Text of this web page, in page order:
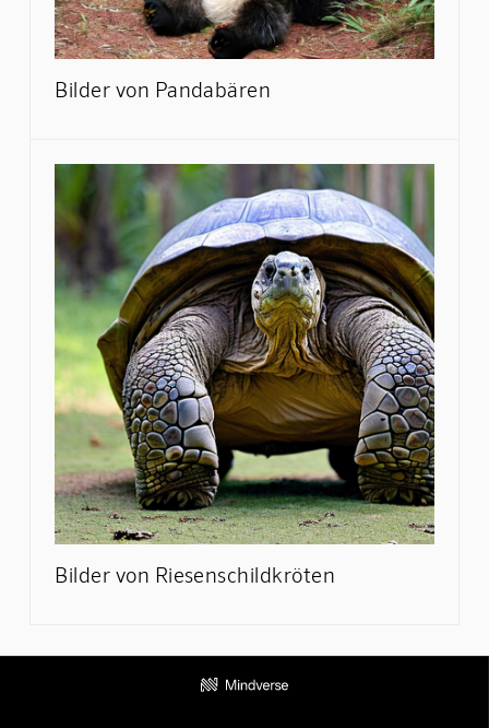
Bilder von Pandabären
Bilder von Riesenschildkröten